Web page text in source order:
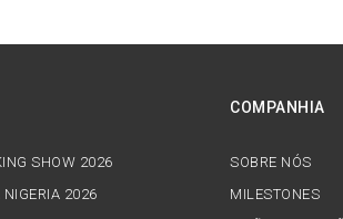
SHOW 2026
NIGERIA 2026
COMPANHIA
SOBRE NÓS
MILESTONES